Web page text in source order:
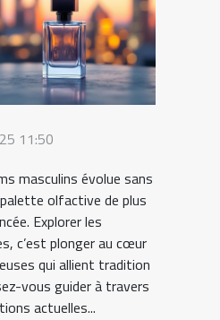
11:50
masculins évolue sans
olfactive de plus
Explorer les
c’est plonger au cœur
qui allient tradition
vous guider à travers
actuelles...